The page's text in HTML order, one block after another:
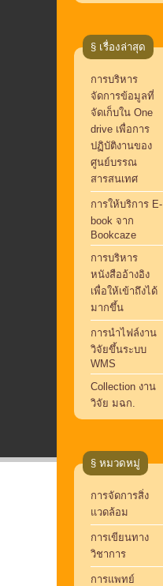
§ เรื่องล่าสุด
การบริหาร
จัดการข้อมูลที่
จัดเก็บใน One
drive เพื่อการ
ปฏิบัติงานของ
ศูนย์บรรณ
สารสนเทศ
การให้บริการ E-
book จาก
Bookcaze
การบริหาร
หนังสืออ้างอิง
เพื่อให้เข้าถึงได้
มากขึ้น
การนำไฟล์งาน
วิจัยขึ้นระบบ
WMS
Collection งาน
วิจัย มฉก.
§ หมวดหมู่
การจัดการสิ่ง
แวดล้อม
การเขียนทาง
วิชาการ
การแพทย์